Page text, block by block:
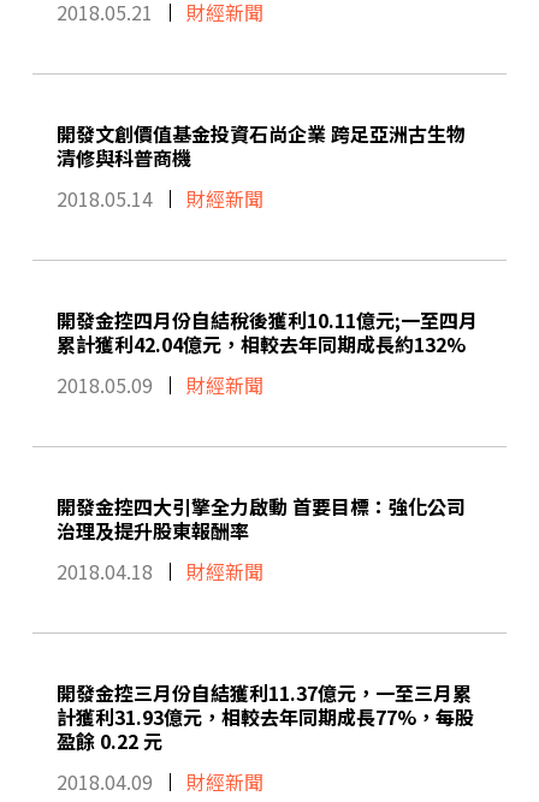
2018.05.21
財經新聞
開發文創價值基金投資石尚企業 跨足亞洲古生物
清修與科普商機
2018.05.14
財經新聞
開發金控四月份自結稅後獲利10.11億元;一至四月
累計獲利42.04億元，相較去年同期成長約132%
2018.05.09
財經新聞
開發金控四大引擎全力啟動 首要目標：強化公司
治理及提升股東報酬率
2018.04.18
財經新聞
開發金控三月份自結獲利11.37億元，一至三月累
計獲利31.93億元，相較去年同期成長77%，每股
盈餘 0.22 元
2018.04.09
財經新聞